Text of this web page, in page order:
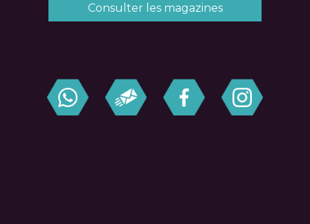
Consulter les magazines